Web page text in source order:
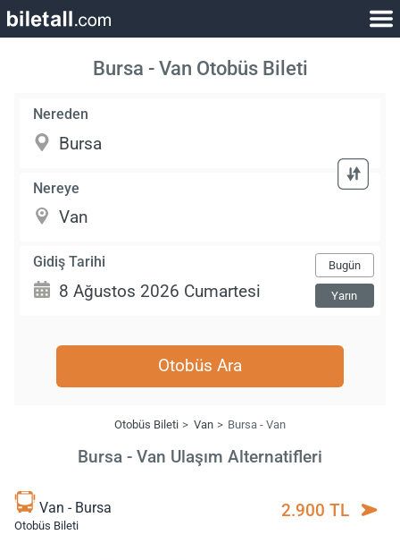
Bursa - Van Otobüs Bileti
Nereden
Nereye
Gidiş Tarihi Bugün
Yarın
Otobüs Ara
Otobüs Bileti Van Bursa - Van
Bursa - Van Ulaşım Alternatifleri
Van - Bursa
Otobüs Bileti
2.900 TL